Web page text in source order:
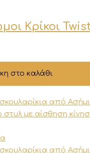
Κρίκοι
στο καλάθι